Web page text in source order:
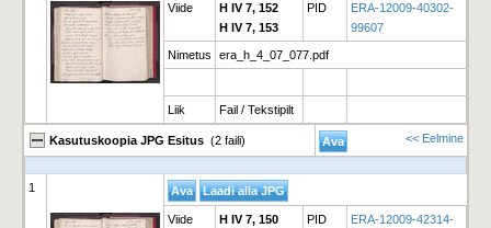
Viide
H IV 7, 152
H IV 7, 153
PID
ERA-12009-40302-
99607
Nimetus era_h_4_07_077.pdf
Liik Fail / Tekstipilt
Kasutuskoopia JPG Esitus (2 faili) << Eelmine
1
Viide
H IV 7, 150
PID
ERA-12009-42314-